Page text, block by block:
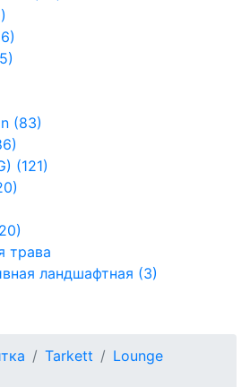
(83)
(121)
трава
ландшафтная (3)
Tarkett
Lounge